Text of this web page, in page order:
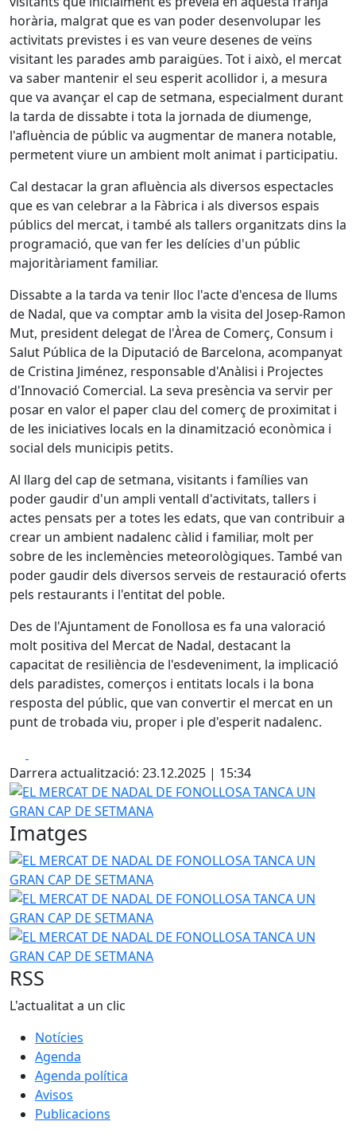
horària, malgrat que es van poder desenvolupar les
activitats previstes i es van veure desenes de veïns
visitant les parades amb paraigües. Tot i això, el mercat
va saber mantenir el seu esperit acollidor i, a mesura
que va avançar el cap de setmana, especialment durant
la tarda de dissabte i tota la jornada de diumenge,
l'afluència de públic va augmentar de manera notable,
permetent viure un ambient molt animat i participatiu.
Cal destacar la gran afluència als diversos espectacles
que es van celebrar a la Fàbrica i als diversos espais
públics del mercat, i també als tallers organitzats dins la
programació, que van fer les delícies d'un públic
majoritàriament familiar.
Dissabte a la tarda va tenir lloc l'acte d'encesa de llums
de Nadal, que va comptar amb la visita del Josep-Ramon
Mut, president delegat de l'Àrea de Comerç, Consum i
Salut Pública de la Diputació de Barcelona, acompanyat
de Cristina Jiménez, responsable d'Anàlisi i Projectes
d'Innovació Comercial. La seva presència va servir per
posar en valor el paper clau del comerç de proximitat i
de les iniciatives locals en la dinamització econòmica i
social dels municipis petits.
Al llarg del cap de setmana, visitants i famílies van
poder gaudir d'un ampli ventall d'activitats, tallers i
actes pensats per a totes les edats, que van contribuir a
crear un ambient nadalenc càlid i familiar, molt per
sobre de les inclemències meteorològiques. També van
poder gaudir dels diversos serveis de restauració oferts
pels restaurants i l'entitat del poble.
Des de l'Ajuntament de Fonollosa es fa una valoració
molt positiva del Mercat de Nadal, destacant la
capacitat de resiliència de l'esdeveniment, la implicació
dels paradistes, comerços i entitats locals i la bona
resposta del públic, que van convertir el mercat en un
punt de trobada viu, proper i ple d'esperit nadalenc.
Darrera actualització: 23.12.2025 | 15:34
EL MERCAT DE NADAL DE FONOLLOSA TANCA UN GRAN
Imatges
EL MERCAT DE NADAL DE FONOLLOSA TANCA UN GRAN
EL MERCAT DE NADAL DE FONOLLOSA TANCA UN GRAN
EL MERCAT DE NADAL DE FONOLLOSA TANCA UN GRAN
RSS
L'actualitat a un clic
Notícies
Agenda
Agenda política
Avisos
Publicacions